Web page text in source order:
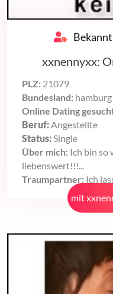
xxnennyxx:
PLZ: 21079
Bundesland: hamburg
Online Dating
Beruf:Angestellte
Status:Single
Über mich: Ich bin so
liebenswert!!!...
Traumpartner: Ich
mit